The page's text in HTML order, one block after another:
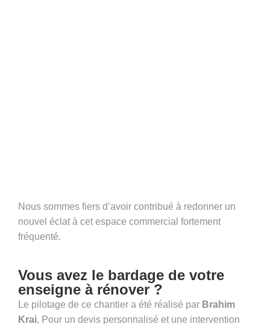
Nous sommes fiers d’avoir contribué à redonner un
nouvel éclat à cet espace commercial fortement
fréquenté.
Vous avez le bardage de votre
enseigne à rénover ?
Le pilotage de ce chantier a été réalisé par Brahim
Krai, Pour un devis personnalisé et une intervention